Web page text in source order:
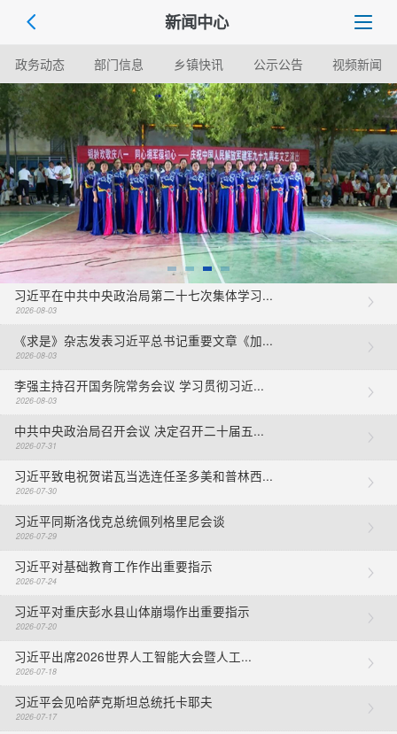
新闻中心
政务动态 部门信息 乡镇快讯 公示公告 视频新闻
习近平在中共中央政治局第二十七次集体学习...
2026-08-03
《求是》杂志发表习近平总书记重要文章《加...
2026-08-03
李强主持召开国务院常务会议 学习贯彻习近...
2026-08-03
中共中央政治局召开会议 决定召开二十届五...
2026-07-31
习近平致电祝贺诺瓦当选连任圣多美和普林西...
2026-07-30
习近平同斯洛伐克总统佩列格里尼会谈
2026-07-29
习近平对基础教育工作作出重要指示
2026-07-24
习近平对重庆彭水县山体崩塌作出重要指示
2026-07-20
习近平出席2026世界人工智能大会暨人工...
2026-07-18
习近平会见哈萨克斯坦总统托卡耶夫
2026-07-17